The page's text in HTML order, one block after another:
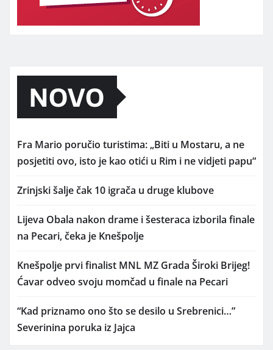
NOVO
Fra Mario poručio turistima: „Biti u Mostaru, a ne
posjetiti ovo, isto je kao otići u Rim i ne vidjeti papu“
Zrinjski šalje čak 10 igrača u druge klubove
Lijeva Obala nakon drame i šesteraca izborila finale
na Pecari, čeka je Knešpolje
Knešpolje prvi finalist MNL MZ Grada Široki Brijeg!
Ćavar odveo svoju momčad u finale na Pecari
“Kad priznamo ono što se desilo u Srebrenici…”
Severinina poruka iz Jajca